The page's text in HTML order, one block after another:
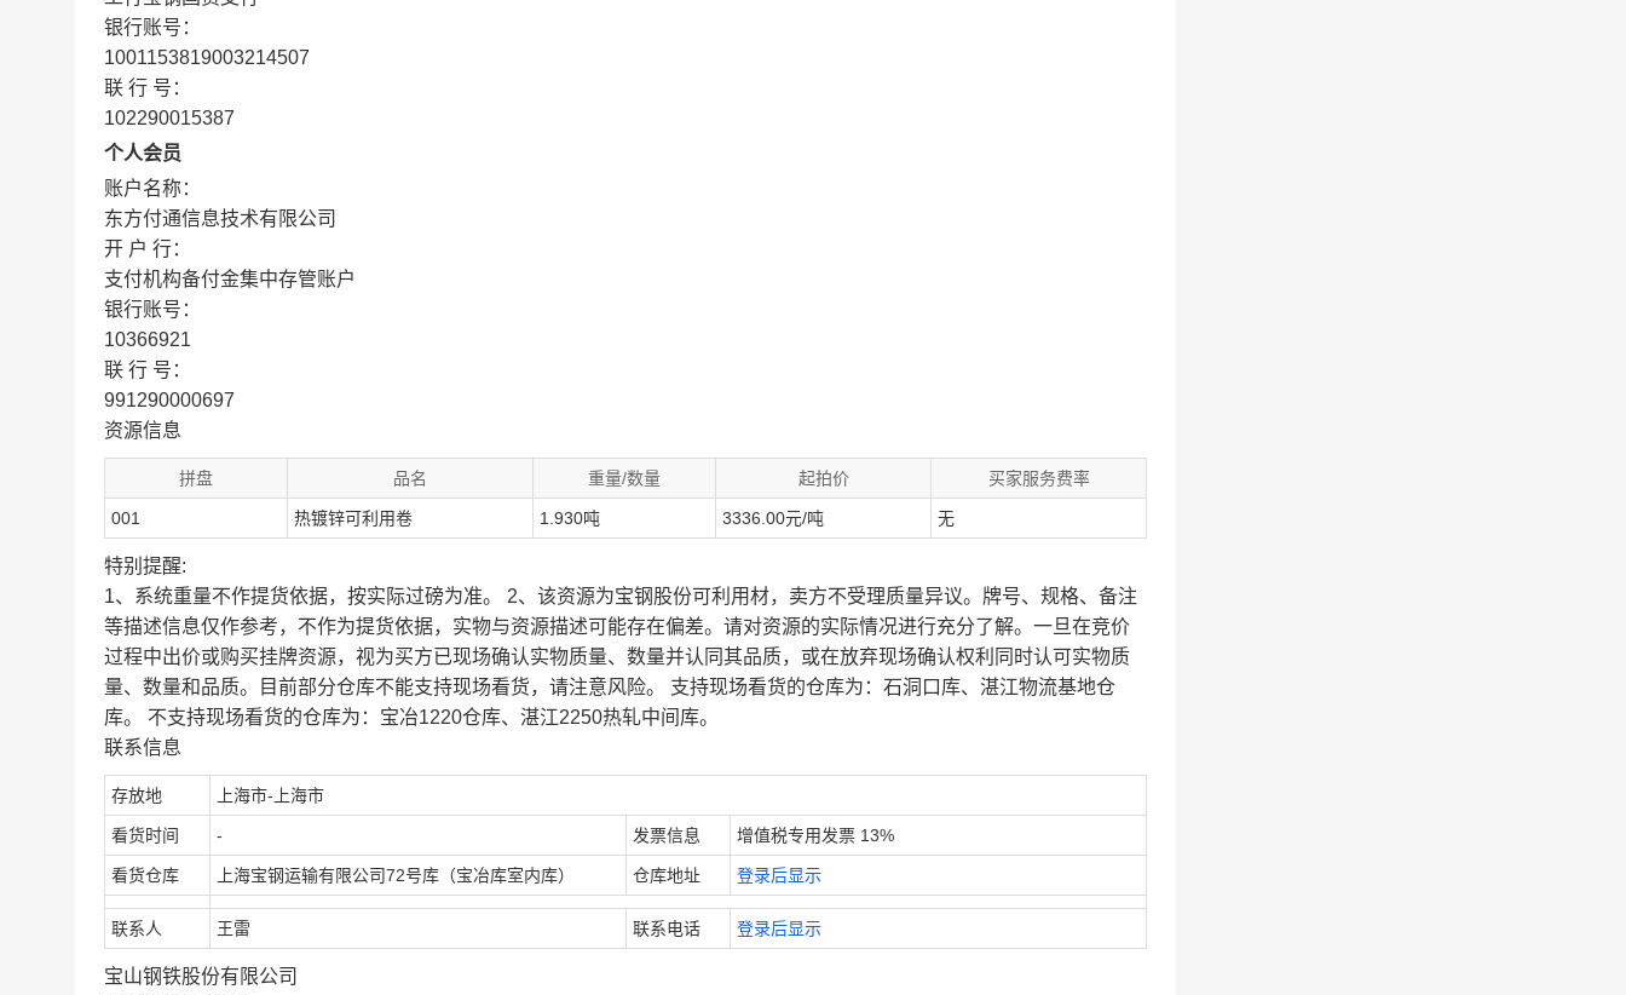
银行账号：
1001153819003214507
联 行 号：
102290015387
个人会员
账户名称：
东方付通信息技术有限公司
开 户 行：
支付机构备付金集中存管账户
银行账号：
10366921
联 行 号：
991290000697
资源信息
拼盘 品名 重量/数量 起拍价 买家服务费率
001 热镀锌可利用卷 1.930吨 3336.00元/吨 无
特别提醒:
1、系统重量不作提货依据，按实际过磅为准。 2、该资源为宝钢股份可利用材，卖方不受理质量异议。牌号、规格、备注
等描述信息仅作参考，不作为提货依据，实物与资源描述可能存在偏差。请对资源的实际情况进行充分了解。一旦在竞价
过程中出价或购买挂牌资源，视为买方已现场确认实物质量、数量并认同其品质，或在放弃现场确认权利同时认可实物质
量、数量和品质。目前部分仓库不能支持现场看货，请注意风险。 支持现场看货的仓库为：石洞口库、湛江物流基地仓
库。 不支持现场看货的仓库为：宝冶1220仓库、湛江2250热轧中间库。
联系信息
存放地 上海市-上海市
看货时间 - 发票信息 增值税专用发票 13%
看货仓库 上海宝钢运输有限公司72号库（宝冶库室内库） 仓库地址 登录后显示
联系人 王雷 联系电话 登录后显示
宝山钢铁股份有限公司